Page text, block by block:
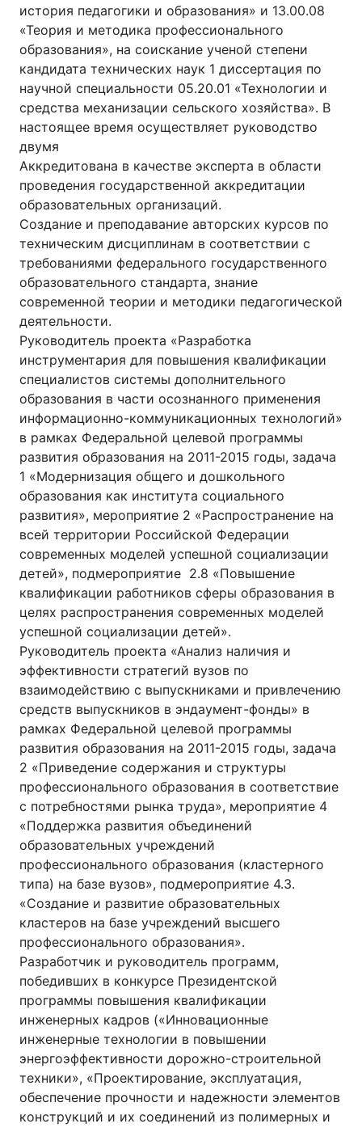
история педагогики и образования» и 13.00.08
«Теория и методика профессионального
образования», на соискание ученой степени
кандидата технических наук 1 диссертация по
научной специальности 05.20.01 «Технологии и
средства механизации сельского хозяйства». В
настоящее время осуществляет руководство
двумя
Аккредитована в качестве эксперта в области
проведения государственной аккредитации
образовательных организаций.
Создание и преподавание авторских курсов по
техническим дисциплинам в соответствии с
требованиями федерального государственного
образовательного стандарта, знание
современной теории и методики педагогической
деятельности.
Руководитель проекта «Разработка
инструментария для повышения квалификации
специалистов системы дополнительного
образования в части осознанного применения
информационно-коммуникационных технологий»
в рамках Федеральной целевой программы
развития образования на 2011-2015 годы, задача
1 «Модернизация общего и дошкольного
образования как института социального
развития», мероприятие 2 «Распространение на
всей территории Российской Федерации
современных моделей успешной социализации
детей», подмероприятие 2.8 «Повышение
квалификации работников сферы образования в
целях распространения современных моделей
успешной социализации детей».
Руководитель проекта «Анализ наличия и
эффективности стратегий вузов по
взаимодействию с выпускниками и привлечению
средств выпускников в эндаумент-фонды» в
рамках Федеральной целевой программы
развития образования на 2011-2015 годы, задача
2 «Приведение содержания и структуры
профессионального образования в соответствие
с потребностями рынка труда», мероприятие 4
«Поддержка развития объединений
образовательных учреждений
профессионального образования (кластерного
типа) на базе вузов», подмероприятие 4.3.
«Создание и развитие образовательных
кластеров на базе учреждений высшего
профессионального образования».
Разработчик и руководитель программ,
победивших в конкурсе Президентской
программы повышения квалификации
инженерных кадров («Инновационные
инженерные технологии в повышении
энергоэффективности дорожно-строительной
техники», «Проектирование, эксплуатация,
обеспечение прочности и надежности элементов
конструкций и их соединений из полимерных и